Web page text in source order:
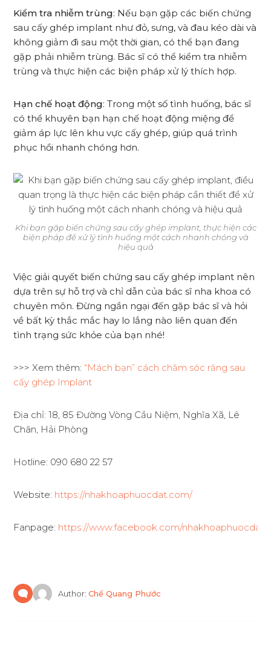
Kiểm tra nhiễm trùng: Nếu bạn gặp các biến chứng
sau cấy ghép implant như đỏ, sưng, và đau kéo dài và
không giảm đi sau một thời gian, có thể bạn đang
gặp phải nhiễm trùng. Bác sĩ có thể kiểm tra nhiễm
trùng và thực hiện các biện pháp xử lý thích hợp.
Hạn chế hoạt động: Trong một số tình huống, bác sĩ
có thể khuyên bạn hạn chế hoạt động miệng để
giảm áp lực lên khu vực cấy ghép, giúp quá trình
phục hồi nhanh chóng hơn.
Khi bạn gặp biến chứng sau cấy ghép implant, thực hiện các
biện pháp để xử lý tình huống một cách nhanh chóng và
hiệu quả
Việc giải quyết biến chứng sau cấy ghép implant nên
dựa trên sự hỗ trợ và chỉ dẫn của bác sĩ nha khoa có
chuyên môn. Đừng ngần ngại đến gặp bác sĩ và hỏi
về bất kỳ thắc mắc hay lo lắng nào liên quan đến
tình trạng sức khỏe của bạn nhé!
>>> Xem thêm: “Mách bạn” cách chăm sóc răng sau
cấy ghép Implant
Địa chỉ: 18, 85 Đường Vòng Cầu Niệm, Nghĩa Xã, Lê
Chân, Hải Phòng
Hotline: 090 680 22 57
Website: https://nhakhoaphuocdat.com/
Fanpage: https://www.facebook.com/nhakhoaphuocdat
Author: Chế Quang Phước